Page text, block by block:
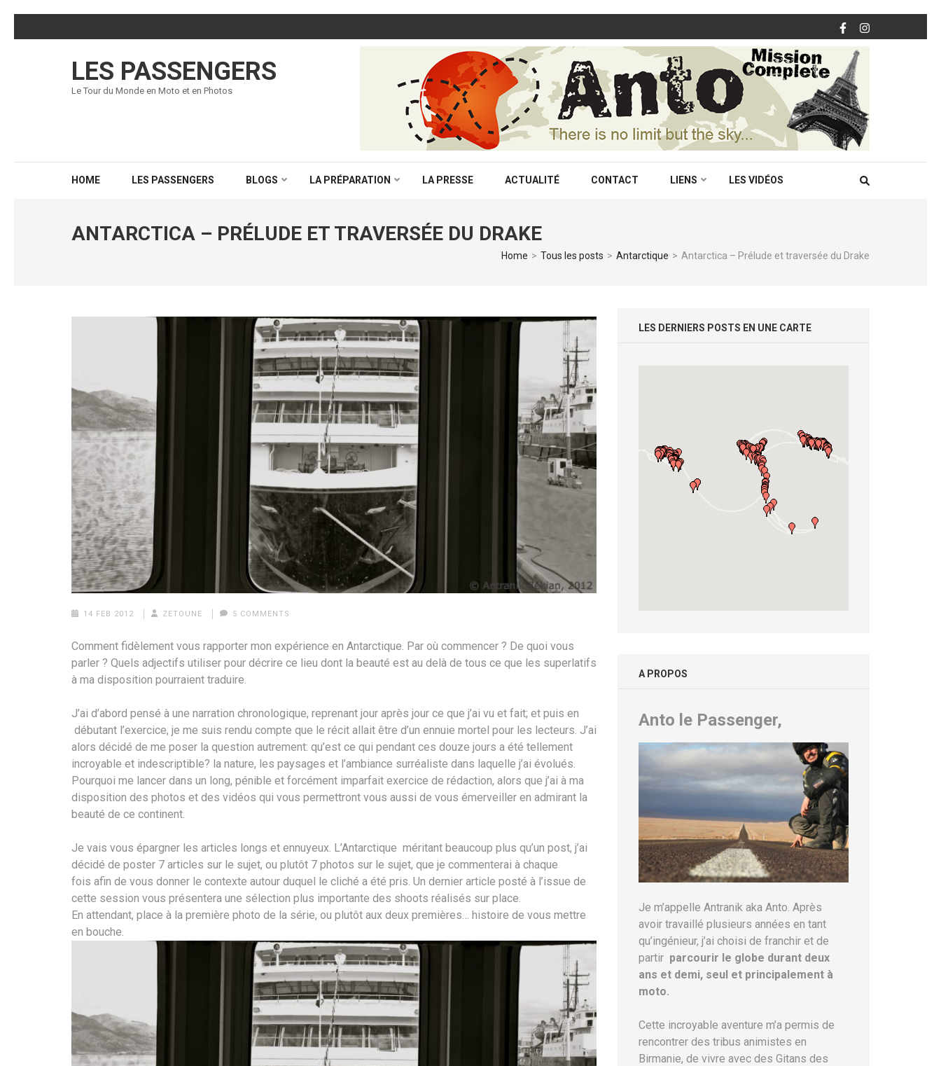
to
LES PASSENGERS
Le Tour du Monde en Moto et en Photos
HOME LES PASSENGERS BLOGS LA PRÉPARATION LA PRESSE ACTUALITÉ CONTACT LIENS LES VIDÉOS
ANTARCTICA – PRÉLUDE ET TRAVERSÉE DU DRAKE
Home > Tous les posts > Antarctique > Antarctica – Prélude et traversée du Drake
14 FEB 2012 ZETOUNE 5 COMMENTS
Comment fidèlement vous rapporter mon expérience en Antarctique. Par où commencer ? De quoi vous
parler ? Quels adjectifs utiliser pour décrire ce lieu dont la beauté est au delà de tous ce que les superlatifs
à ma disposition pourraient traduire.
J’ai d’abord pensé à une narration chronologique, reprenant jour après jour ce que j’ai vu et fait; et puis en
débutant l’exercice, je me suis rendu compte que le récit allait être d’un ennuie mortel pour les lecteurs. J’ai
alors décidé de me poser la question autrement: qu’est ce qui pendant ces douze jours a été tellement
incroyable et indescriptible? la nature, les paysages et l’ambiance surréaliste dans laquelle j’ai évolués.
Pourquoi me lancer dans un long, pénible et forcément imparfait exercice de rédaction, alors que j’ai à ma
disposition des photos et des vidéos qui vous permettront vous aussi de vous émerveiller en admirant la
beauté de ce continent.
Je vais vous épargner les articles longs et ennuyeux. L’Antarctique méritant beaucoup plus qu’un post, j’ai
décidé de poster 7 articles sur le sujet, ou plutôt 7 photos sur le sujet, que je commenterai à chaque
fois afin de vous donner le contexte autour duquel le cliché a été pris. Un dernier article posté à l’issue de
cette session vous présentera une sélection plus importante des shoots réalisés sur place.
En attendant, place à la première photo de la série, ou plutôt aux deux premières… histoire de vous mettre
en bouche.
LES DERNIERS POSTS EN UNE CARTE
A PROPOS
Anto le Passenger,
Je m’appelle Antranik aka Anto. Après
avoir travaillé plusieurs années en tant
qu’ingénieur, j’ai choisi de franchir et de
partir parcourir le globe durant deux
ans et demi, seul et principalement à
moto.
Cette incroyable aventure m’a permis de
rencontrer des tribus animistes en
Birmanie, de vivre avec des Gitans des